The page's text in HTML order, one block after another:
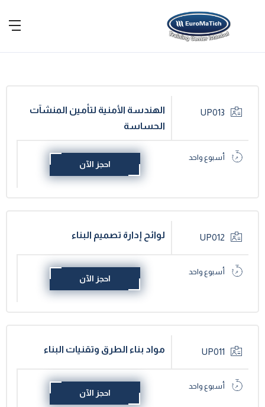
UP013
الهندسة الأمنية لتأمين المنشآت
الحساسة
أسبوع واحد
احجز الآن
UP012 لوائح إدارة تصميم البناء
أسبوع واحد
احجز الآن
UP011 مواد بناء الطرق وتقنيات البناء
أسبوع واحد
احجز الآن